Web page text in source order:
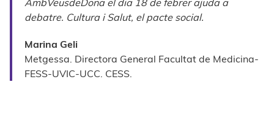
AmbVeusdeDona el dia 18 de febrer ajuda a
debatre. Cultura i Salut, el pacte social.
Marina Geli
Metgessa. Directora General Facultat de Medicina-
FESS-UVIC-UCC. CESS.